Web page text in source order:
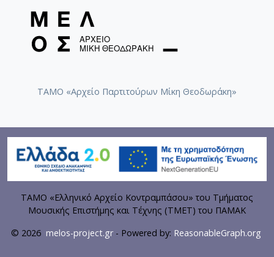
ΤΑΜΟ «Αρχείο Παρτιτούρων Μίκη Θεοδωράκη»
ΤΑΜΟ «Ελληνικό Αρχείο Κοντραμπάσου» του Τμήματος
Μουσικής Επιστήμης και Τέχνης (ΤΜΕΤ) του ΠΑΜΑΚ
© 2026 melos-project.gr- Powered by: ReasonableGraph.org